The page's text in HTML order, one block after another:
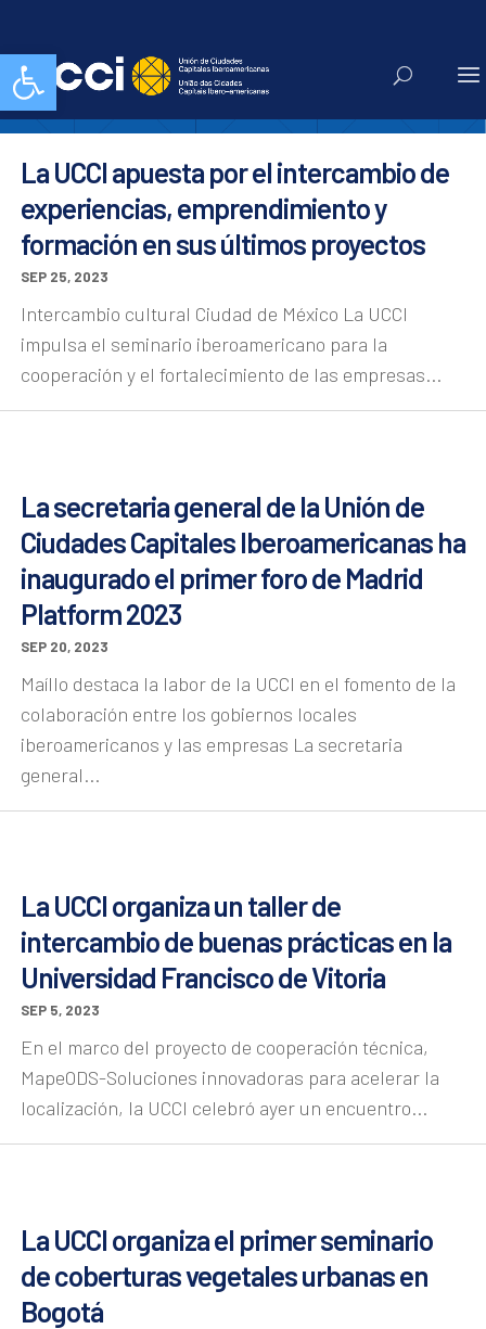
Abrir barra de herramientasActualidad
La UCCI apuesta por el intercambio de
experiencias, emprendimiento y
formación en sus últimos proyectos
SEP 25, 2023
Intercambio cultural Ciudad de México La UCCI
impulsa el seminario iberoamericano para la
cooperación y el fortalecimiento de las empresas...
La secretaria general de la Unión de
Ciudades Capitales Iberoamericanas ha
inaugurado el primer foro de Madrid
Platform 2023
SEP 20, 2023
Maíllo destaca la labor de la UCCI en el fomento de la
colaboración entre los gobiernos locales
iberoamericanos y las empresas La secretaria
general...
La UCCI organiza un taller de
intercambio de buenas prácticas en la
Universidad Francisco de Vitoria
SEP 5, 2023
En el marco del proyecto de cooperación técnica,
MapeODS-Soluciones innovadoras para acelerar la
localización, la UCCI celebró ayer un encuentro...
La UCCI organiza el primer seminario
de coberturas vegetales urbanas en
Bogotá